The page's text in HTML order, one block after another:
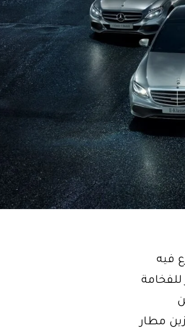
فيه
كرمز للفخامة
مطار